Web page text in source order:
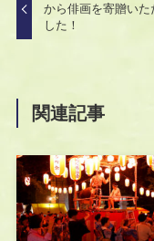
から俳画を寄贈いた
した！
関連記事